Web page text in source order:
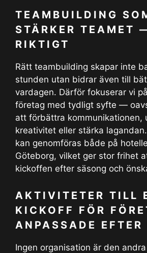
TEAMBUILDING
STÄRKER TEAMET
RIKTIGT
Rätt teambuilding skapar inte
stunden utan bidrar även till
vardagen. Därför fokuserar vi
företag med tydligt syfte —
att förbättra kommunikationen,
kreativitet eller stärka
kan genomföras både på
Göteborg, vilket ger stor frihet
kickoffen efter säsong och
AKTIVITETER TILL
KICKOFF FÖR
ANPASSADE EFTER
Ingen organisation är den